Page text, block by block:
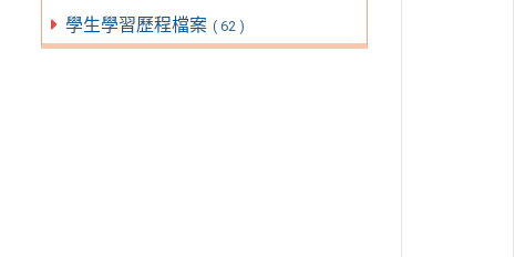
學生學習歷程檔案 ( 62 )